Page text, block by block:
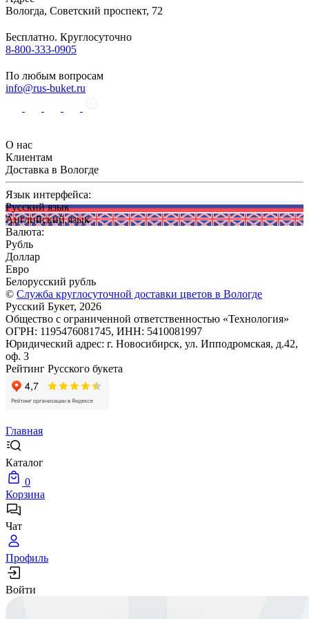
Вологда, Советский проспект, 72
Бесплатно. Круглосуточно
8-800-333-0905
По любым вопросам
info@rus-buket.ru
О нас
Клиентам
Доставка в Вологде
Язык интерфейса:
Русский язык
Английский язык
Валюта:
Рубль
Доллар
Евро
Белорусский рубль
© Служба круглосуточной доставки цветов в Вологде
Русский Букет, 2026
Общество с ограниченной ответственностью «Технология»
ОГРН: 1195476081745, ИНН: 5410081997
Юридический адрес: г. Новосибирск, ул. Ипподромская, д.42,
оф. 3
Рейтинг Русского букета
Главная
Каталог
0
Корзина
Чат
Профиль
Войти